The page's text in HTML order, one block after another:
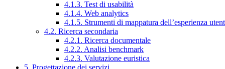
4.1.3. Test di usabilità
4.1.4. Web analytics
4.1.5. Strumenti di mappatura dell’esperienza
4.2. Ricerca secondaria
4.2.1. Ricerca documentale
4.2.2. Analisi benchmark
4.2.3. Valutazione euristica
5. Progettazione dei servizi